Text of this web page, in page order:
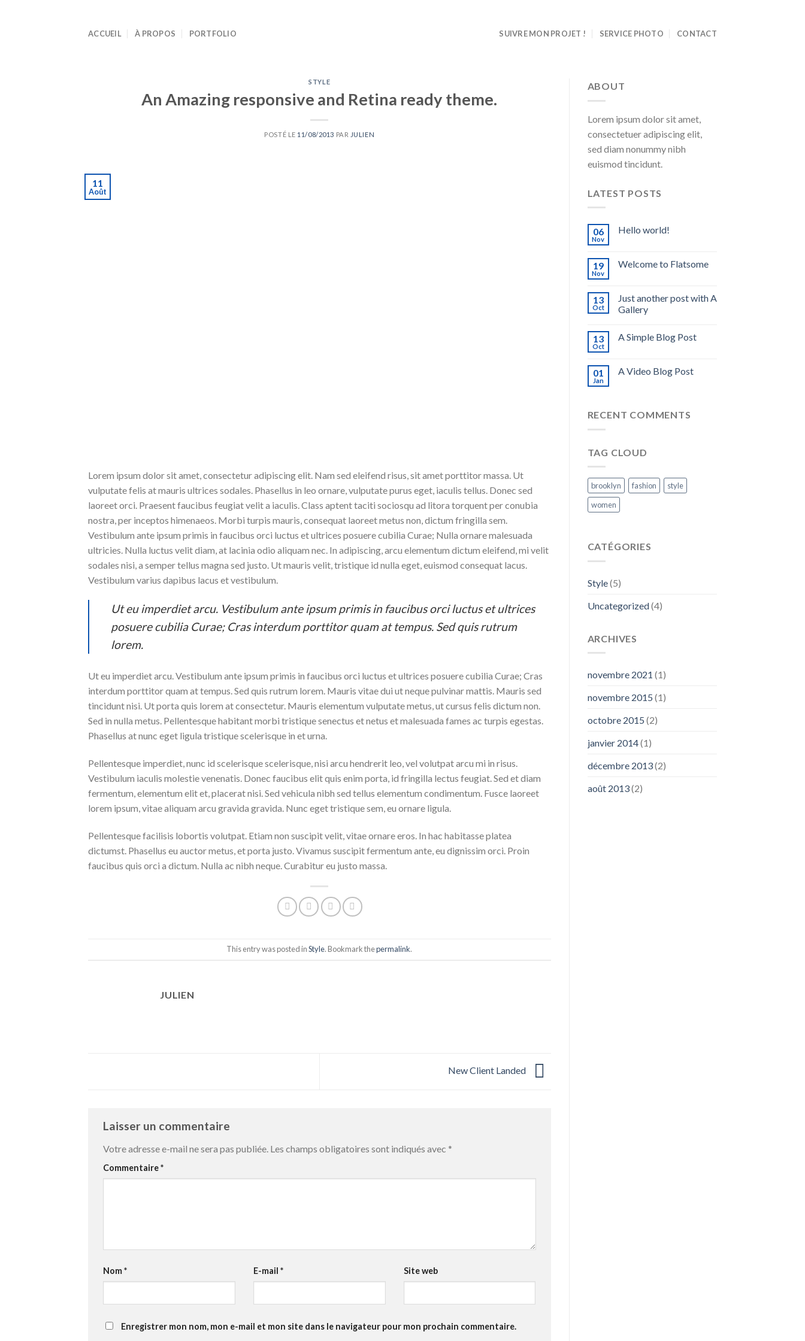
ACCUEIL À PROPOS PORTFOLIO SUIVRE MON PROJET ! SERVICE PHOTO CONTACT
STYLE
An Amazing responsive and Retina ready theme.
POSTÉ LE 11/08/2013 PAR JULIEN
11
Août
Lorem ipsum dolor sit amet, consectetur adipiscing elit. Nam sed eleifend risus, sit amet porttitor massa. Ut
vulputate felis at mauris ultrices sodales. Phasellus in leo ornare, vulputate purus eget, iaculis tellus. Donec sed
laoreet orci. Praesent faucibus feugiat velit a iaculis. Class aptent taciti sociosqu ad litora torquent per conubia
nostra, per inceptos himenaeos. Morbi turpis mauris, consequat laoreet metus non, dictum fringilla sem.
Vestibulum ante ipsum primis in faucibus orci luctus et ultrices posuere cubilia Curae; Nulla ornare malesuada
ultricies. Nulla luctus velit diam, at lacinia odio aliquam nec. In adipiscing, arcu elementum dictum eleifend, mi velit
sodales nisi, a semper tellus magna sed justo. Ut mauris velit, tristique id nulla eget, euismod consequat lacus.
Vestibulum varius dapibus lacus et vestibulum.
Ut eu imperdiet arcu. Vestibulum ante ipsum primis in faucibus orci luctus et ultrices
posuere cubilia Curae; Cras interdum porttitor quam at tempus. Sed quis rutrum
lorem.
Ut eu imperdiet arcu. Vestibulum ante ipsum primis in faucibus orci luctus et ultrices posuere cubilia Curae; Cras
interdum porttitor quam at tempus. Sed quis rutrum lorem. Mauris vitae dui ut neque pulvinar mattis. Mauris sed
tincidunt nisi. Ut porta quis lorem at consectetur. Mauris elementum vulputate metus, ut cursus felis dictum non.
Sed in nulla metus. Pellentesque habitant morbi tristique senectus et netus et malesuada fames ac turpis egestas.
Phasellus at nunc eget ligula tristique scelerisque in et urna.
Pellentesque imperdiet, nunc id scelerisque scelerisque, nisi arcu hendrerit leo, vel volutpat arcu mi in risus.
Vestibulum iaculis molestie venenatis. Donec faucibus elit quis enim porta, id fringilla lectus feugiat. Sed et diam
fermentum, elementum elit et, placerat nisi. Sed vehicula nibh sed tellus elementum condimentum. Fusce laoreet
lorem ipsum, vitae aliquam arcu gravida gravida. Nunc eget tristique sem, eu ornare ligula.
Pellentesque facilisis lobortis volutpat. Etiam non suscipit velit, vitae ornare eros. In hac habitasse platea
dictumst. Phasellus eu auctor metus, et porta justo. Vivamus suscipit fermentum ante, eu dignissim orci. Proin
faucibus quis orci a dictum. Nulla ac nibh neque. Curabitur eu justo massa.
This entry was posted inStyle. Bookmark thepermalink.
JULIEN
New Client Landed
Laisser un commentaire
Votre adresse e-mail ne sera pas publiée. Les champs obligatoires sont indiqués avec *
Commentaire*
Nom* E-mail * Site web
Enregistrer mon nom, mon e-mail et mon site dans le navigateur pour mon prochain commentaire.
ABOUT
Lorem ipsum dolor sit amet,
consectetuer adipiscing elit,
sed diam nonummy nibh
euismod tincidunt.
LATEST POSTS
06
Nov
Hello world!
19
Nov
Welcome to Flatsome
13
Oct
Just another post with A
Gallery
13
Oct
A Simple Blog Post
01
Jan
A Video Blog Post
RECENT COMMENTS
TAG CLOUD
brooklyn fashion
style
women
CATÉGORIES
Style(5)
Uncategorized(4)
ARCHIVES
novembre 2021 (1)
novembre 2015 (1)
octobre 2015 (2)
janvier 2014(1)
décembre 2013(2)
août 2013(2)